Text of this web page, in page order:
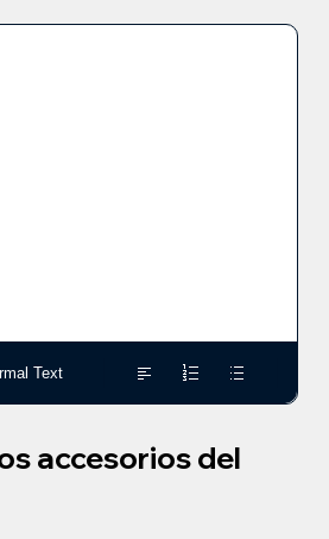
Text
accesorios del